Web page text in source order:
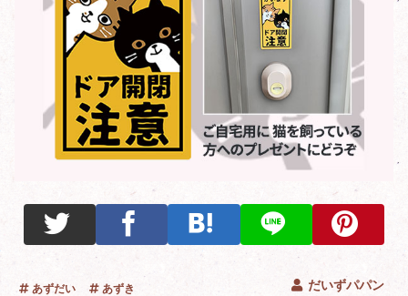
だいずパパン
あずだい あずき